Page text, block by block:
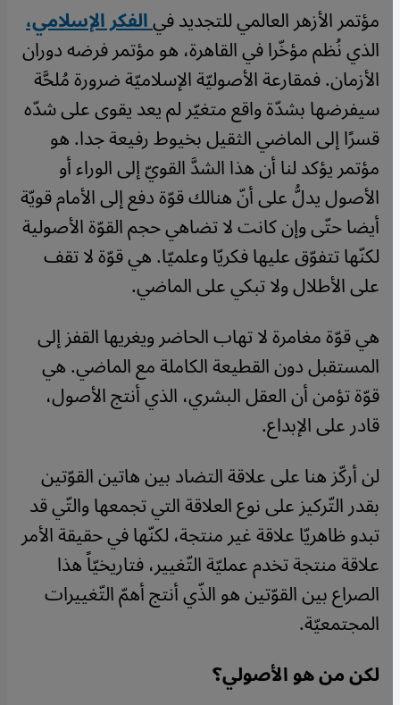
مؤتمر الأزهر العالمي للتجديد فيالفكر الإسلامي،
الذي نُظم مؤخّرا في القاهرة، هو مؤتمر فرضه دوران
الأزمان. فمقارعة الأصوليّة الإسلاميّة ضرورة مُلحَّة
سيفرضها بشدّة واقع متغيّر لم يعد يقوى على شدّه
قسرًا إلى الماضي الثقيل بخيوط رفيعة جدا. هو
مؤتمر يؤكد لنا أن هذا الشدَّ القويّ إلى الوراء أو
الأصول يدلُّ على أنّ هنالك قوّة دفع إلى الأمام قويّة
أيضا حتّى وإن كانت لا تضاهي حجم القوّة الأصولية
لكنّها تتفوّق عليها فكريّا وعلميّا. هي قوّة لا تقف
على الأطلال ولا تبكي على الماضي.
هي قوّة مغامرة لا تهاب الحاضر ويغريها القفز إلى
المستقبل دون القطيعة الكاملة مع الماضي. هي
قوّة تؤمن أن العقل البشري، الذي أنتج الأصول،
قادر على الإبداع.
لن أركّز هنا على علاقة التضاد بين هاتين القوّتين
بقدر التّركيز على نوع العلاقة التي تجمعها والتّي قد
تبدو ظاهريّا علاقة غير منتجة، لكنّها في حقيقة الأمر
علاقة منتجة تخدم عمليّة التّغيير، فتاريخيّاً هذا
الصراع بين القوّتين هو الذّي أنتج أهمّ التّغييرات
المجتمعيّة.
لكن من هو الأصولي؟